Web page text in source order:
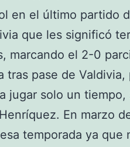
en el último partido
que les significó
marcando el 2-0
tras pase de
jugar solo un tiempo,
En marzo
temporada ya que